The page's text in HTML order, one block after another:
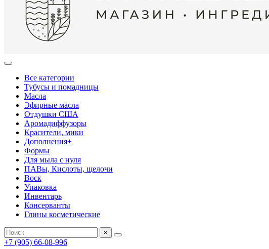
Все категории
Тубусы и помадницы
Масла
Эфирные масла
Отдушки США
Аромадиффузоры
Красители, мики
Дополнения+
Формы
Для мыла с нуля
ПАВы, Кислоты, щелочи
Воск
Упаковка
Инвентарь
Консерванты
Глины косметические
×
+7 (905) 66-08-996